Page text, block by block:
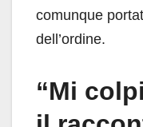
comunque
dell’ordine.
“Mi